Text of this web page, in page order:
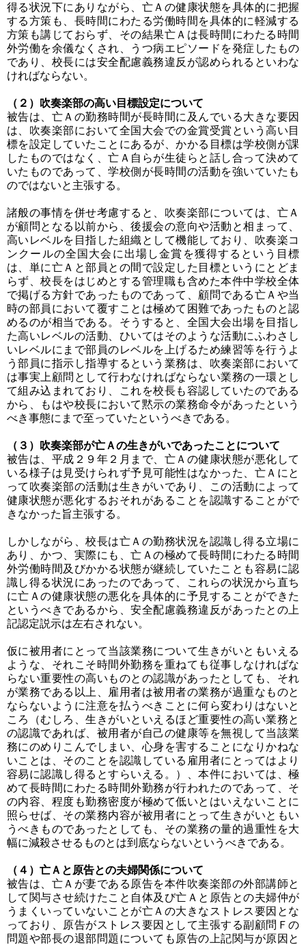
得る状況下にありながら、亡Ａの健康状態を具体的に把握
する方策も、長時間にわたる労働時間を具体的に軽減する
方策も講じておらず、その結果亡Ａは長時間にわたる時間
外労働を余儀なくされ、うつ病エピソードを発症したもの
であり、校長には安全配慮義務違反が認められるといわな
ければならない。
（２）吹奏楽部の高い目標設定について
被告は、亡Ａの勤務時間が長時間に及んでいる大きな要因
は、吹奏楽部において全国大会での金賞受賞という高い目
標を設定していたことにあるが、かかる目標は学校側が課
したものではなく、亡Ａ自らが生徒らと話し合って決めて
いたものであって、学校側が長時間の活動を強いていたも
のではないと主張する。
諸般の事情を併せ考慮すると、吹奏楽部については、亡Ａ
が顧問となる以前から、後援会の意向や活動と相まって、
高いレベルを目指した組織として機能しており、吹奏楽コ
ンクールの全国大会に出場し金賞を獲得するという目標
は、単に亡Ａと部員との間で設定した目標というにとどま
らず、校長をはじめとする管理職も含めた本件中学校全体
で掲げる方針であったものであって、顧問である亡Ａや当
時の部員において覆すことは極めて困難であったものと認
めるのが相当である。そうすると、全国大会出場を目指し
た高いレベルの活動、ひいてはそのような活動にふわさし
いレベルにまで部員のレベルを上げるため練習等を行うよ
う部員に指示し指導するという業務は、吹奏楽部において
は事実上顧問として行わなければならない業務の一環とし
て組み込まれており、これを校長も容認していたのである
から、もはや校長において黙示の業務命令があったという
べき事態にまで至っていたというべきである。
（３）吹奏楽部が亡Ａの生きがいであったことについて
被告は、平成２９年２月まで、亡Ａの健康状態が悪化して
いる様子は見受けられず予見可能性はなかった、亡Ａにと
って吹奏楽部の活動は生きがいであり、この活動によって
健康状態が悪化するおそれがあることを認識することがで
きなかった旨主張する。
しかしながら、校長は亡Ａの勤務状況を認識し得る立場に
あり、かつ、実際にも、亡Ａの極めて長時間にわたる時間
外労働時間及びかかる状態が継続していたことも容易に認
識し得る状況にあったのであって、これらの状況から直ち
に亡Ａの健康状態の悪化を具体的に予見することができた
というべきであるから、安全配慮義務違反があったとの上
記認定説示は左右されない。
仮に被用者にとって当該業務について生きがいともいえる
ような、それこそ時間外勤務を重ねても従事しなければな
らない重要性の高いものとの認識があったとしても、それ
が業務である以上、雇用者は被用者の業務が過重なものと
ならないように注意を払うべきことに何ら変わりはないと
ころ（むしろ、生きがいといえるほど重要性の高い業務と
の認識であれば、被用者が自己の健康等を無視して当該業
務にのめりこんでしまい、心身を害することになりかねな
いことは、そのことを認識している雇用者にとってはより
容易に認識し得るとすらいえる。）、本件においては、極
めて長時間にわたる時間外勤務が行われたのであって、そ
の内容、程度も勤務密度が極めて低いとはいえないことに
照らせば、その業務内容が被用者にとって生きがいともい
うべきものであったとしても、その業務の量的過重性を大
幅に減殺させるものとは到底ならないというべきである。
（４）亡Ａと原告との夫婦関係について
被告は、亡Ａが妻である原告を本件吹奏楽部の外部講師と
して関与させ続けたこと自体及び亡Ａと原告との夫婦仲が
うまくいっていないことが亡Ａの大きなストレス要因とな
っており、原告がストレス要因として主張する副顧問Ｆの
問題や部長の退部問題についても原告の上記関与が原因と